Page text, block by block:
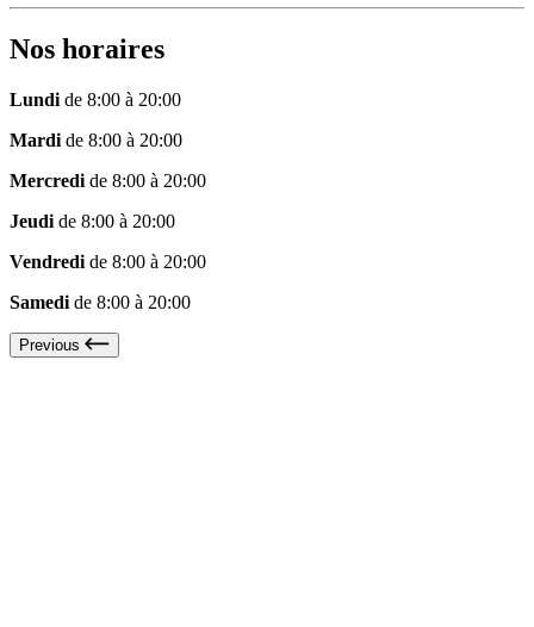
Nos horaires
Lundi de 8:00 à 20:00
Mardi de 8:00 à 20:00
Mercredi de 8:00 à 20:00
Jeudi de 8:00 à 20:00
Vendredi de 8:00 à 20:00
Samedi de 8:00 à 20:00
Previous